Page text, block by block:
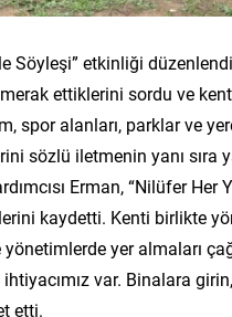
Söyleşi” etkinliği
ettiklerini sordu ve
spor alanları, parklar ve
sözlü iletmenin yanı sıra
Erman, “Nilüfer Her
kaydetti. Kenti birlikte
yönetimlerde yer almaları
var. Binalara
etti.